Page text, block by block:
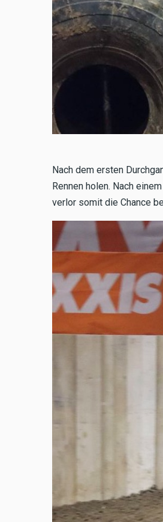
Nach dem ersten
Rennen holen. Nach
verlor somit die Chance